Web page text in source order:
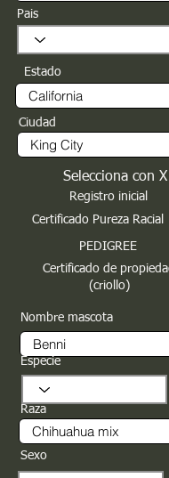
Pais
Estado
Ciudad
Selecciona con
Registro inicial
Certificado Pureza Racial
PEDIGREE
Certificado de
(criollo)
Nombre mascota
Especie
Raza
Sexo